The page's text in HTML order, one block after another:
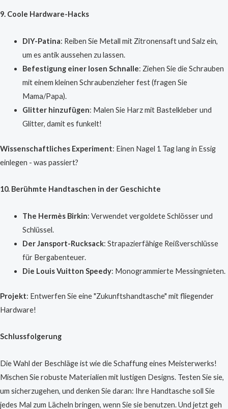
9. Coole Hardware-Hacks
DIY-Patina: Reiben Sie Metall mit Zitronensaft und Salz ein,
um es antik aussehen zu lassen.
Befestigung einer losen Schnalle: Ziehen Sie die Schrauben
mit einem kleinen Schraubenzieher fest (fragen Sie
Mama/Papa).
Glitter hinzufügen: Malen Sie Harz mit Bastelkleber und
Glitter, damit es funkelt!
Wissenschaftliches Experiment: Einen Nagel 1 Tag lang in Essig
einlegen - was passiert?
10. Berühmte Handtaschen in der Geschichte
The Hermès Birkin: Verwendet vergoldete Schlösser und
Schlüssel.
Der Jansport-Rucksack: Strapazierfähige Reißverschlüsse
für Bergabenteuer.
Die Louis Vuitton Speedy: Monogrammierte Messingnieten.
Projekt: Entwerfen Sie eine "Zukunftshandtasche" mit fliegender
Hardware!
Schlussfolgerung
Die Wahl der Beschläge ist wie die Schaffung eines Meisterwerks!
Mischen Sie robuste Materialien mit lustigen Designs. Testen Sie sie,
um sicherzugehen, und denken Sie daran: Ihre Handtasche soll Sie
jedes Mal zum Lächeln bringen, wenn Sie sie benutzen. Und jetzt geh